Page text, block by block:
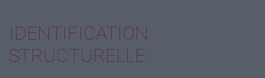
IDENTIFICATION
STRUCTURELLE